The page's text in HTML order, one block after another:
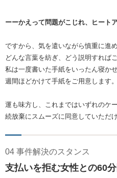
ーーかえって問題がこじれ、ヒート
ですから、気を遣いながら慎重に進
どんな言葉を紡ぎ、どう説明すれば
私は一度書いた手紙をいったん寝か
週間ほどかけて手紙をご用意します。
運も味方し、これまではいずれのケ
続放棄にスムーズに同意していただけ
04 事件解決のスタンス
支払いを拒む女性との60